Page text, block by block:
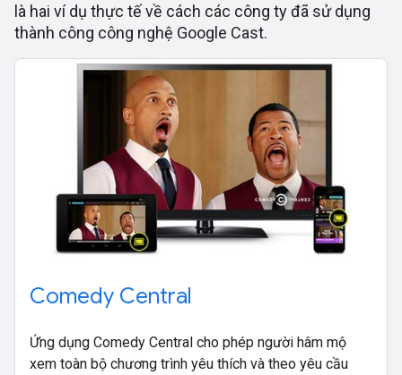
là hai ví dụ thực tế về cách các công ty đã sử dụng
thành công công nghệ Google Cast.
Comedy Central
Ứng dụng Comedy Central cho phép người hâm mộ
xem toàn bộ chương trình yêu thích và theo yêu cầu